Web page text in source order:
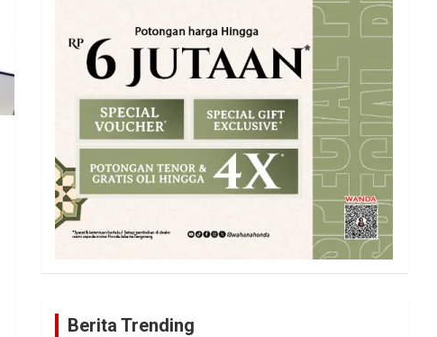
Berita Trending